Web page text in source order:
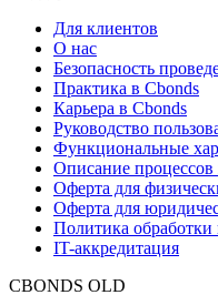
Глоссарий
Поддержка
Для клиентов
О нас
Безопасность
Практика в Cbonds
Карьера в Cbonds
Руководство
Функциональные
Описание процессов
Оферта для
Оферта для